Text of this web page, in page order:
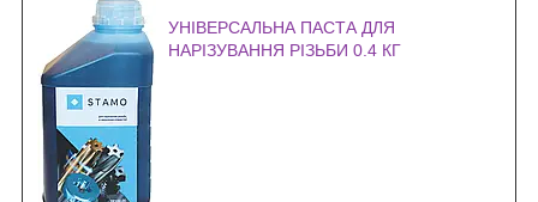
УНІВЕРСАЛЬНА ПАСТА ДЛЯ
НАРІЗУВАННЯ РІЗЬБИ 0.4 КГ